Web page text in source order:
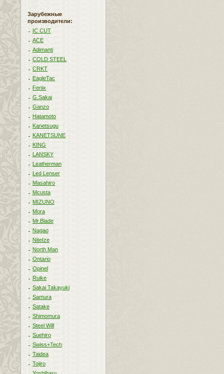
Зарубежные
производители:
IC CUT
ACE
Adimanti
COLD STEEL
CRKT
EagleTac
Fenix
G.Sakai
Ganzo
Hatamoto
Kanetsugu
KANETSUNE
KING
LANSKY
Leatherman
Led Lenser
Masahiro
Mcusta
MIZUNO
Mora
Mr.Blade
Nagao
NiteIze
North Man
Ontario
Opinel
Ruike
Sakai Takayuki
Samura
Satake
Shimomura
Steel Will
Suehiro
Swiss+Tech
Taidea
Tojiro